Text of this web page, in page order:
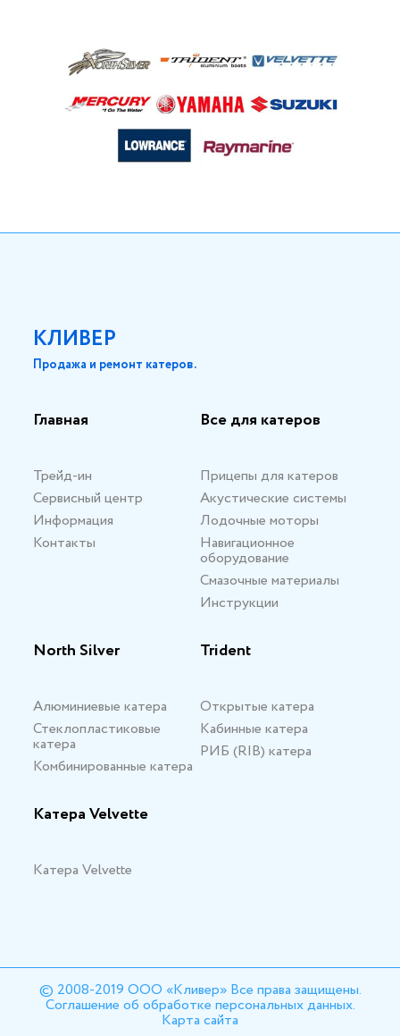
КЛИВЕР
Продажа и ремонт катеров.
Главная
Трейд-ин
Сервисный центр
Информация
Контакты
Все для катеров
Прицепы для катеров
Акустические системы
Лодочные моторы
Навигационное
оборудование
Смазочные материалы
Инструкции
North Silver
Алюминиевые катера
Стеклопластиковые
катера
Комбинированные катера
Trident
Открытые катера
Кабинные катера
РИБ (RIB) катера
Катера Velvette
Катера Velvette
© 2008-2019 ООО «Кливер» Все права защищены.
Соглашение об обработке персональных данных.
Карта сайта